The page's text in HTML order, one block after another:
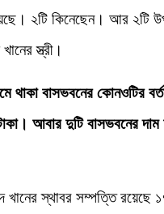
২টি কিনেছেন। আর ২টি
স্ত্রী।
থাকা বাসভবনের কোনওটির
আবার দুটি বাসভবনের
খানের স্থাবর সম্পত্তি